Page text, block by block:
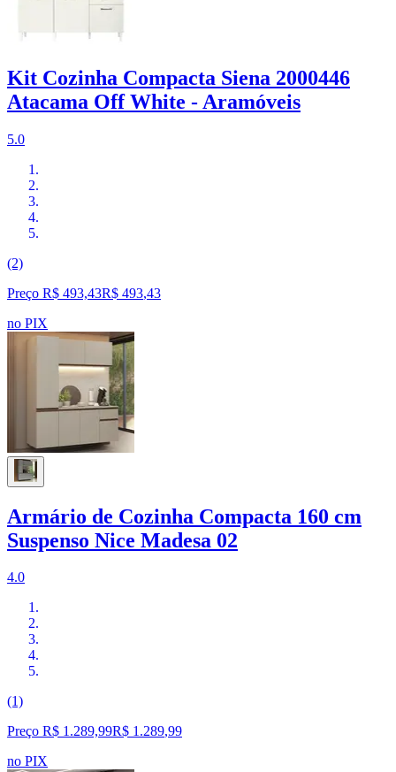
Kit Cozinha Compacta Siena 2000446
Atacama Off White - Aramóveis
5.0
(2)
Preço R$ 493,43R$ 493,43
no PIX
Armário de Cozinha Compacta 160 cm
Suspenso Nice Madesa 02
4.0
(1)
Preço R$ 1.289,99R$ 1.289,99
no PIX